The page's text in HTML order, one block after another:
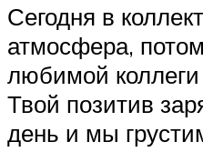
Сегодня в
атмосфера,
любимой
Твой позитив
день и мы